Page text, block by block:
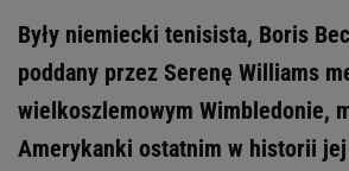
Były niemiecki tenisista, Boris
poddany przez Serenę Williams
wielkoszlemowym Wimbledonie,
Amerykanki ostatnim w historii